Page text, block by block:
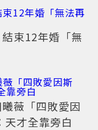
束12年婚「無
薇「四敗愛因
才全靠旁白